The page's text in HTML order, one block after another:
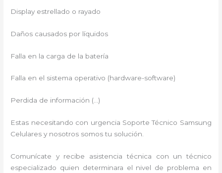
Display estrellado o rayado
Daños causados por líquidos
Falla en la carga de la batería
Falla en el sistema operativo (hardware-software)
Perdida de información (…)
Estas necesitando con urgencia Soporte Técnico Samsung
Celulares y nosotros somos tu solución.
Comunícate y recibe asistencia técnica con un técnico
especializado quien determinara el nivel de problema en